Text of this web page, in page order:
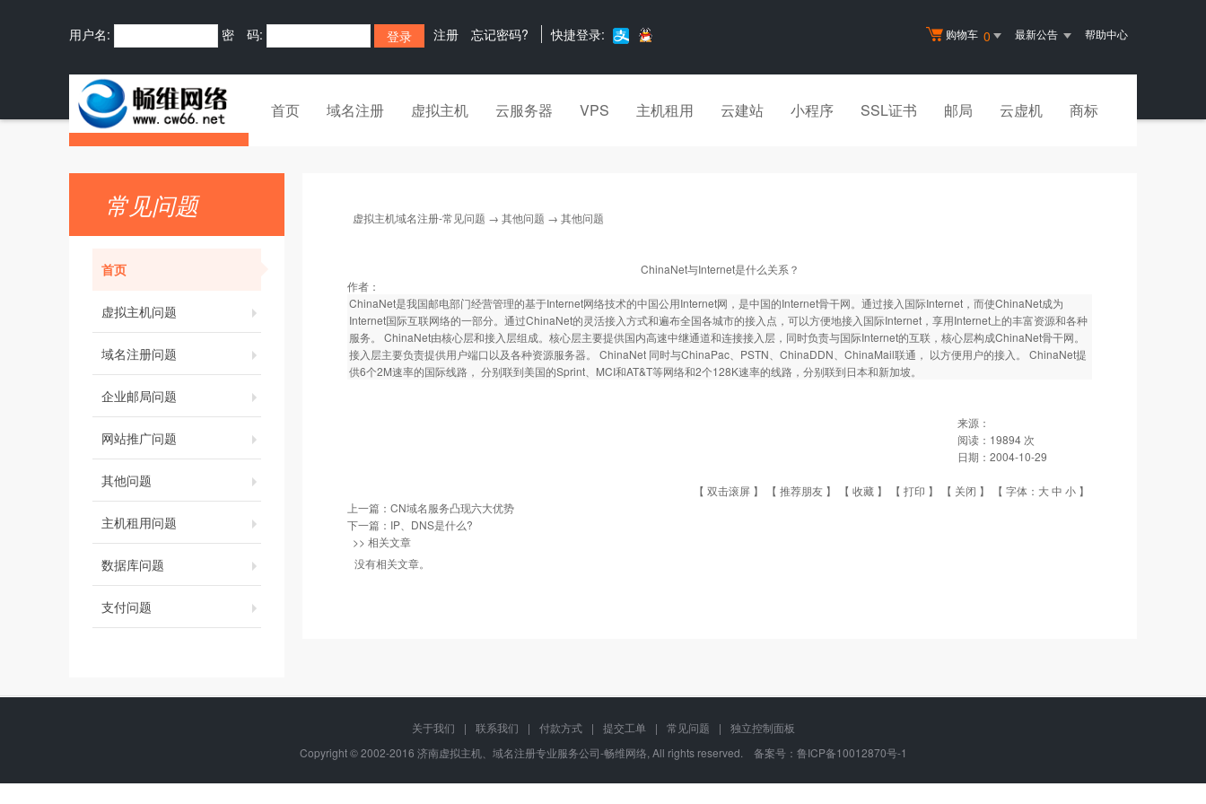
购物车 0 最新公告 帮助中心
用户名: 密 码: 注册 忘记密码? 快捷登录:
首页 域名注册 虚拟主机 云服务器 VPS 主机租用 云建站 小程序 SSL证书 邮局 云虚机 商标
常见问题
首页
虚拟主机问题
域名注册问题
企业邮局问题
网站推广问题
其他问题
主机租用问题
数据库问题
支付问题
虚拟主机域名注册-常见问题 → 其他问题 → 其他问题
ChinaNet与Internet是什么关系？
作者：
ChinaNet是我国邮电部门经营管理的基于Internet网络技术的中国公用Internet网，是中国的Internet骨干网。通过接入国际Internet，而使ChinaNet成为
Internet国际互联网络的一部分。通过ChinaNet的灵活接入方式和遍布全国各城市的接入点，可以方便地接入国际Internet，享用Internet上的丰富资源和各种
服务。 ChinaNet由核心层和接入层组成。核心层主要提供国内高速中继通道和连接接入层，同时负责与国际Internet的互联，核心层构成ChinaNet骨干网。
接入层主要负责提供用户端口以及各种资源服务器。 ChinaNet 同时与ChinaPac、PSTN、ChinaDDN、ChinaMail联通， 以方便用户的接入。 ChinaNet提
供6个2M速率的国际线路， 分别联到美国的Sprint、MCI和AT&T等网络和2个128K速率的线路，分别联到日本和新加坡。
来源：
阅读： 19894 次
日期： 2004-10-29
【 双击滚屏 】 【 推荐朋友 】 【 收藏 】 【 打印 】 【 关闭 】 【 字体： 大中 小 】
上一篇： CN域名服务凸现六大优势
下一篇： IP、DNS是什么?
>> 相关文章
没有相关文章。
关于我们 | 联系我们 | 付款方式 | 提交工单 | 常见问题 |
独立控制面板
Copyright © 2002-2016 济南虚拟主机、域名注册专业服务公司-畅维网络, All rights reserved. 备案号： 鲁ICP备10012870号-1